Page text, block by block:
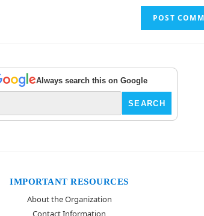
Always search this on Google
IMPORTANT RESOURCES
About the Organization